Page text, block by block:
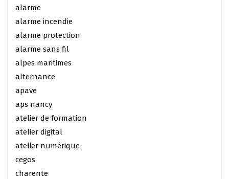
alarme
alarme incendie
alarme protection
alarme sans fil
alpes maritimes
alternance
apave
aps nancy
atelier de formation
atelier digital
atelier numérique
cegos
charente